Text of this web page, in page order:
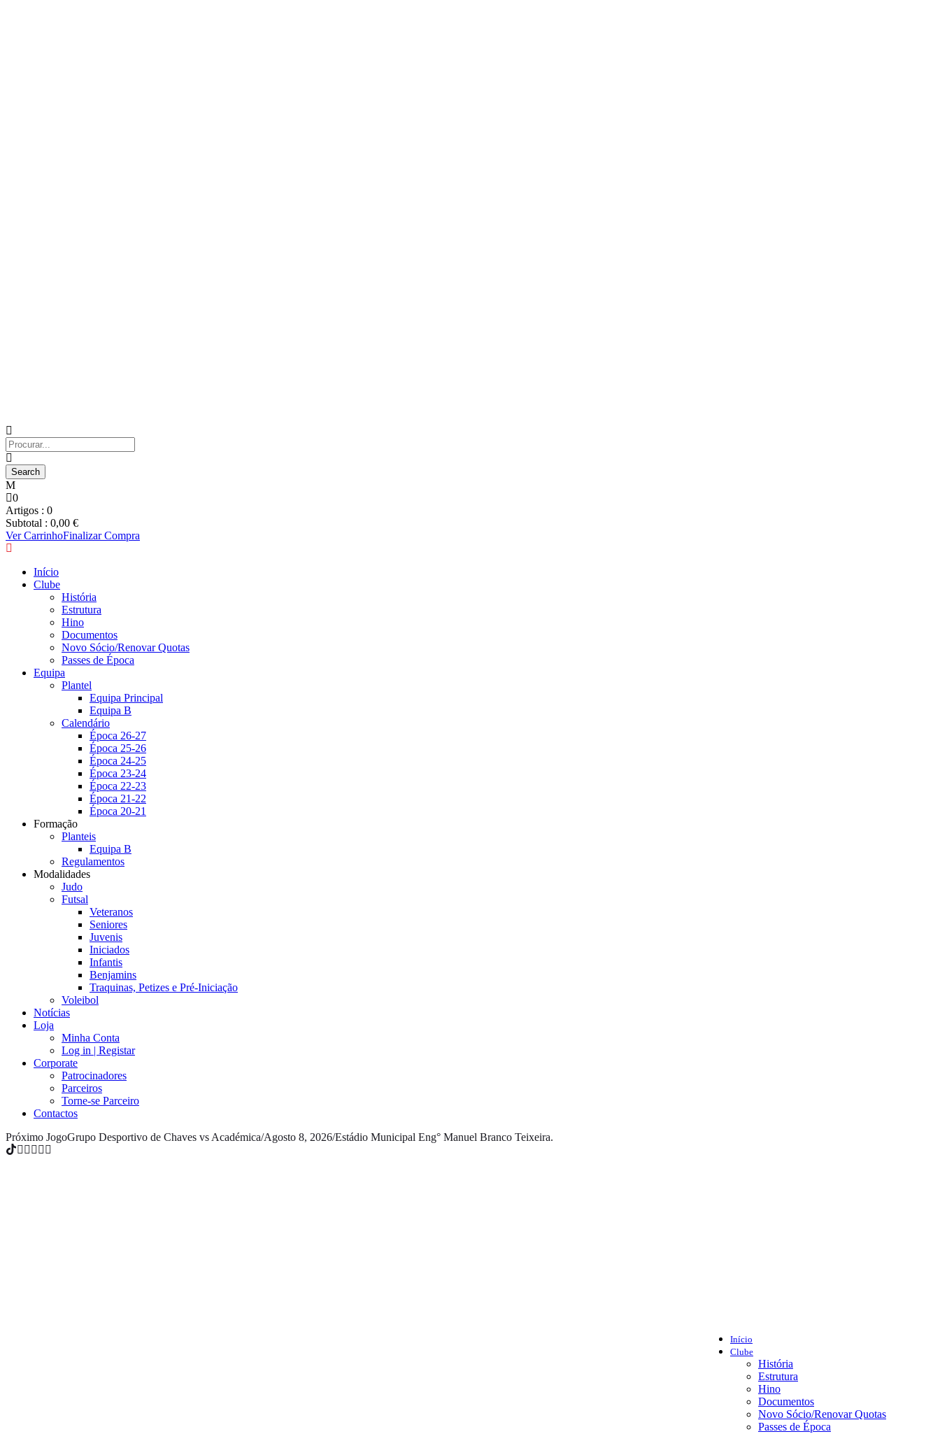
0
Artigos : 0
Subtotal : 0,00 €
Ver CarrinhoFinalizar Compra
Início
Clube
História
Estrutura
Hino
Documentos
Novo Sócio/Renovar Quotas
Passes de Época
Equipa
Plantel
Equipa Principal
Equipa B
Calendário
Época 26-27
Época 25-26
Época 24-25
Época 23-24
Época 22-23
Época 21-22
Época 20-21
Formação
Planteis
Equipa B
Regulamentos
Modalidades
Judo
Futsal
Veteranos
Seniores
Juvenis
Iniciados
Infantis
Benjamins
Traquinas, Petizes e Pré-Iniciação
Voleibol
Notícias
Loja
Minha Conta
Log in | Registar
Corporate
Patrocinadores
Parceiros
Torne-se Parceiro
Contactos
Próximo JogoGrupo Desportivo de Chaves vs Académica/Agosto 8, 2026/Estádio Municipal Eng° Manuel Branco Teixeira.
Início
Clube
História
Estrutura
Hino
Documentos
Novo Sócio/Renovar Quotas
Passes de Época